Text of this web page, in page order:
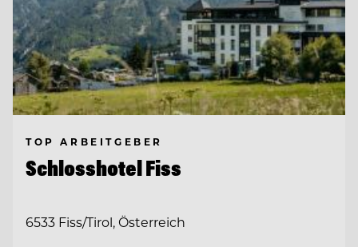
TOP ARBEITGEBER
Schlosshotel Fiss
6533 Fiss/Tirol, Österreich